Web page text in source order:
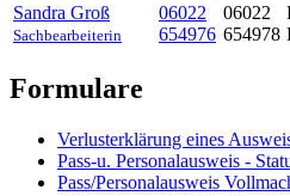
Sandra Groß
Sachbearbeiterin
06022
654976
06022
654978
Formulare
Verlusterklärung eines
Pass-u. Personalausweis -
Pass/Personalausweis